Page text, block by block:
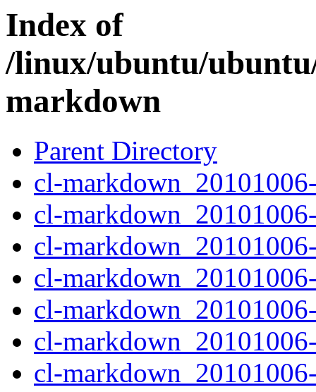
Index of
/linux/ubuntu/
markdown
Parent Directory
cl-
cl-
cl-
cl-
cl-
cl-
cl-